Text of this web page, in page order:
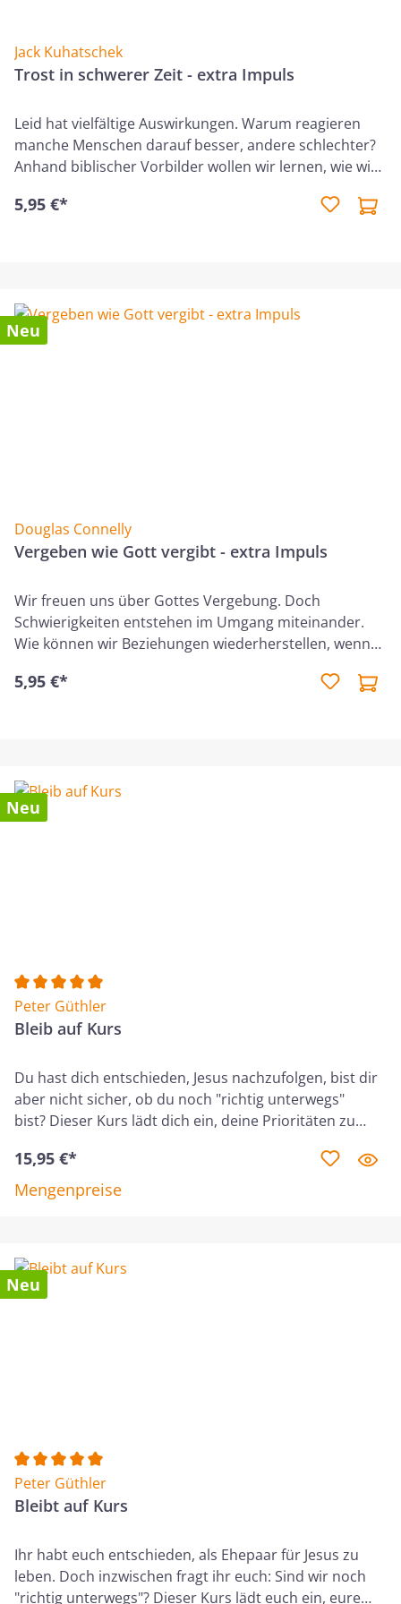
Jack Kuhatschek
Trost in schwerer Zeit - extra Impuls
Leid hat vielfältige Auswirkungen. Warum reagieren
manche Menschen darauf besser, andere schlechter?
Anhand biblischer Vorbilder wollen wir lernen, wie wir
können. Und wir betrachten das größte Beispiel für
5,95 €*
Neu
Douglas Connelly
Vergeben wie Gott vergibt - extra Impuls
Wir freuen uns über Gottes Vergebung. Doch
Schwierigkeiten entstehen im Umgang miteinander.
Wie können wir Beziehungen wiederherstellen, wenn
Wut um, wenn uns jemand zurückweist? Dieser Kurs
5,95 €*
Neu
Durchschnittliche Bewertung von 5 von 5 Sternen
Peter Güthler
Bleib auf Kurs
Du hast dich entschieden, Jesus nachzufolgen, bist dir
aber nicht sicher, ob du noch "richtig unterwegs"
bist? Dieser Kurs lädt dich ein, deine Prioritäten zu
Lebensbereiche unter die Lupe, wie deine Beziehung
zu Gott und zu anderen Menschen, deinen Dienst in
der Gemeinde, deinen Beruf und deinen
Gott mit dir hat. Peter Güthler (*1966) ist verheiratet
und Vater von zwei erwachsenen Kindern. Er lebt im
15,95 €*
Mengenpreise
Neu
Durchschnittliche Bewertung von 5 von 5 Sternen
Peter Güthler
Bleibt auf Kurs
Ihr habt euch entschieden, als Ehepaar für Jesus zu
leben. Doch inzwischen fragt ihr euch: Sind wir noch
"richtig unterwegs"? Dieser Kurs lädt euch ein, eure